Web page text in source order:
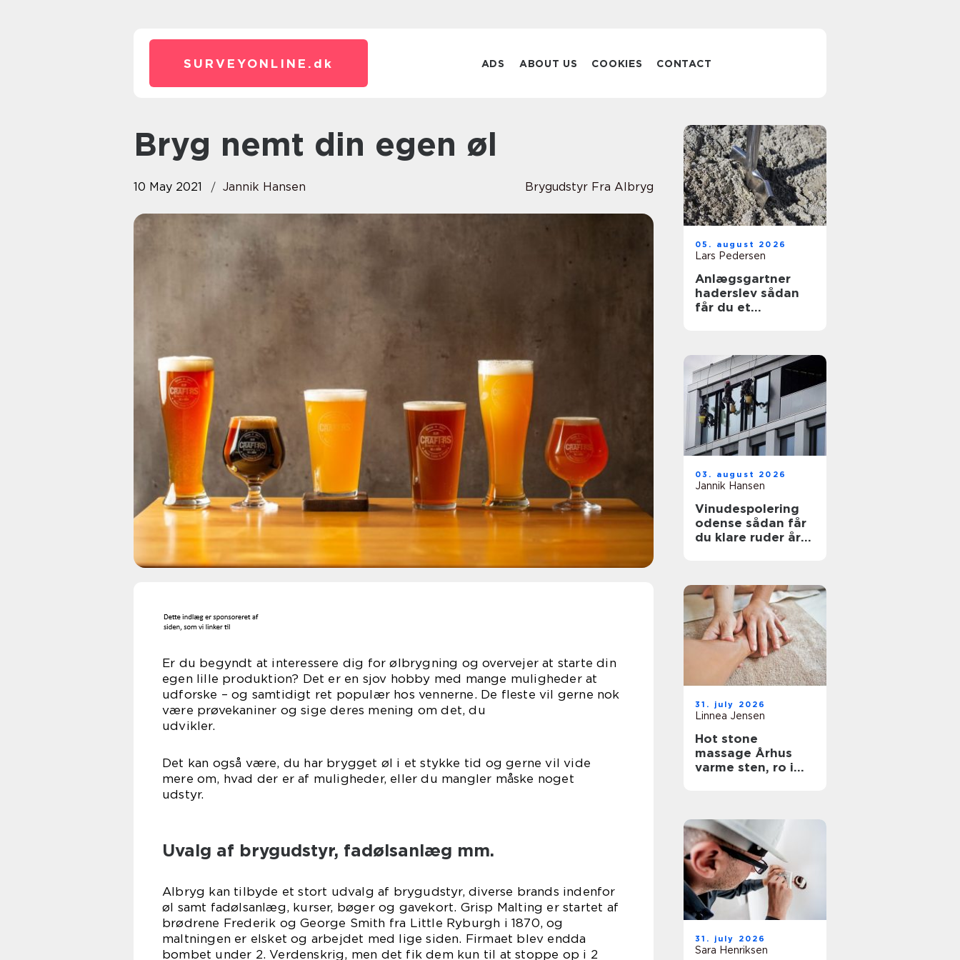
SURVEYONLINE. dk ADS ABOUT US COOKIES CONTACT
Bryg nemt din egen øl
10 May 2021 Jannik Hansen Brygudstyr Fra Albryg
Er du begyndt at interessere dig for ølbrygning og overvejer at starte din
egen lille produktion? Det er en sjov hobby med mange muligheder at
udforske – og samtidigt ret populær hos vennerne. De fleste vil gerne nok
være prøvekaniner og sige deres mening om det, du
udvikler.
Det kan også være, du har brygget øl i et stykke tid og gerne vil vide
mere om, hvad der er af muligheder, eller du mangler måske noget
udstyr.
Uvalg af brygudstyr, fadølsanlæg mm.
Albryg kan tilbyde et stort udvalg af brygudstyr, diverse brands indenfor
øl samt fadølsanlæg, kurser, bøger og gavekort. Grisp Malting er startet af
brødrene Frederik og George Smith fra Little Ryburgh i 1870, og
maltningen er elsket og arbejdet med lige siden. Firmaet blev endda
bombet under 2. Verdenskrig, men det fik dem kun til at stoppe op i 2
05. august 2026
Lars Pedersen
Anlægsgartner
haderslev sådan
får du et
03. august 2026
Jannik Hansen
Vinudespolering
odense sådan får
du klare ruder året
31. july 2026
Linnea Jensen
Hot stone
massage Århus
varme sten, ro i
31. july 2026
Sara Henriksen